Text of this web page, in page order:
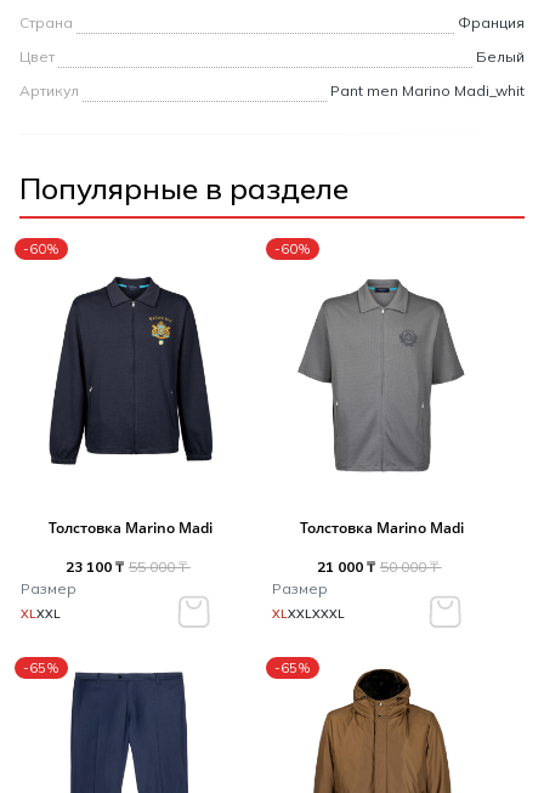
Страна
Франция
Цвет
Белый
Артикул
Pant men Marino Madi_whit
Популярные в разделе
-60%
Толстовка Marino Madi
23 100 ₸ 55 000 ₸
Размер
XLXXL
-60%
Толстовка Marino Madi
21 000 ₸ 50 000 ₸
Размер
XLXXLXXXL
-65% -65%